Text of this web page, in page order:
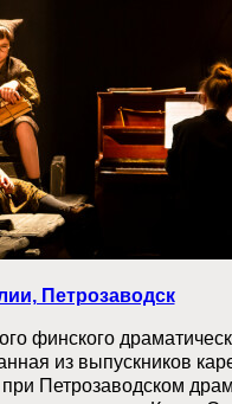
Петрозаводск
финского
из выпускников
Петрозаводском